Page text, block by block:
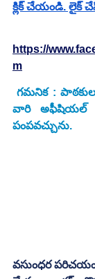
క్లిక్ చేయండి. లైక్
https://
m
గమనిక :
వారి అఫీషియల్
పంపవచ్చును.
వసుంధర